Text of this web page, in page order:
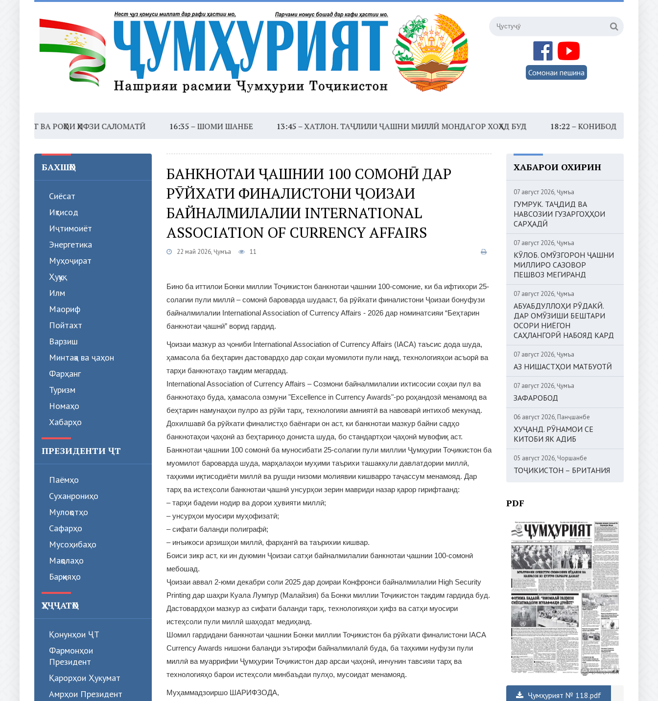
Сомонаи пешина
ВА РОҲҲОИ ҲИФЗИ САЛОМАТӢ16:35 – ШОМИ ШАНБЕ13:45 – ХАТЛОН. ТАҶЛИЛИ ҶАШНИ МИЛЛӢ МОНДАГОР ХОҲАД БУД18:22 – КОНИБОДОМ. КОРГОҲИ
БАХШҲО
Сиёсат
Иқтисод
Иҷтимоиёт
Энергетика
Муҳоҷират
Ҳуқуқ
Илм
Маориф
Пойтахт
Варзиш
Минтақа ва ҷаҳон
Фарҳанг
Туризм
Номаҳо
Хабарҳо
ПРЕЗИДЕНТИ ҶТ
Паёмҳо
Суханрониҳо
Мулоқотҳо
Сафарҳо
Мусоҳибаҳо
Мақолаҳо
Барқияҳо
ҲУҶҶАТҲО
Қонунҳои ҶТ
Фармонҳои
Президент
Қарорҳои Ҳукумат
Амрҳои Президент
БАНКНОТАИ ҶАШНИИ 100 СОМОНӢ ДАР
РӮЙХАТИ ФИНАЛИСТОНИ ҶОИЗАИ
БАЙНАЛМИЛАЛИИ INTERNATIONAL
ASSOCIATION OF CURRENCY AFFAIRS
22 май 2026, Ҷумъа 11
Бино ба иттилои Бонки миллии Тоҷикистон банкнотаи ҷашнии 100-сомоние, ки ба ифтихори 25-
солагии пули миллӣ – сомонӣ бароварда шудааст, ба рӯйхати финалистони Ҷоизаи бонуфузи
байналмилалии International Association of Currency Affairs - 2026 дар номинатсияи “Беҳтарин
банкнотаи ҷашнӣ” ворид гардид.
Ҷоизаи мазкур аз ҷониби International Association of Currency Affairs (IACA) таъсис дода шуда,
ҳамасола ба беҳтарин дастовардҳо дар соҳаи муомилоти пули нақд, технологияҳои асъорӣ ва
тарҳи банкнотаҳо тақдим мегардад.
International Association of Currency Affairs – Созмони байналмилалии ихтисосии соҳаи пул ва
банкнотаҳо буда, ҳамасола озмуни "Excellence in Currency Awards"-ро роҳандозӣ менамояд ва
беҳтарин намунаҳои пулро аз рӯйи тарҳ, технологияи амниятӣ ва навоварӣ интихоб мекунад.
Дохилшавӣ ба рӯйхати финалистҳо баёнгари он аст, ки банкнотаи мазкур байни садҳо
банкнотаҳои ҷаҳонӣ аз беҳтаринҳо дониста шуда, бо стандартҳои ҷаҳонӣ мувофиқ аст.
Банкнотаи ҷашнии 100 сомонӣ ба муносибати 25-солагии пули миллии Ҷумҳурии Тоҷикистон ба
муомилот бароварда шуда, марҳалаҳои муҳими таърихи ташаккули давлатдории миллӣ,
таҳкими иқтисодиёти миллӣ ва рушди низоми молиявии кишварро таҷассум менамояд. Дар
тарҳ ва истеҳсоли банкнотаи ҷашнӣ унсурҳои зерин мавриди назар қарор гирифтаанд:
– тарҳи бадеии нодир ва дорои ҳувияти миллӣ;
– унсурҳои муосири муҳофизатӣ;
– сифати баланди полиграфӣ;
– инъикоси арзишҳои миллӣ, фарҳангӣ ва таърихии кишвар.
Боиси зикр аст, ки ин дуюмин Ҷоизаи сатҳи байналмилалии банкнотаи ҷашнии 100-сомонӣ
мебошад.
Ҷоизаи аввал 2-юми декабри соли 2025 дар доираи Конфронси байналмилалии High Security
Printing дар шаҳри Куала Лумпур (Малайзия) ба Бонки миллии Тоҷикистон тақдим гардида буд.
Дастовардҳои мазкур аз сифати баланди тарҳ, технологияҳои ҳифз ва сатҳи муосири
истеҳсоли пули миллӣ шаҳодат медиҳанд.
Шомил гардидани банкнотаи ҷашнии Бонки миллии Тоҷикистон ба рӯйхати финалистони IACA
Currency Awards нишони баланди эътирофи байналмилалӣ буда, ба таҳкими нуфузи пули
миллӣ ва муаррифии Ҷумҳурии Тоҷикистон дар арсаи ҷаҳонӣ, инчунин тавсияи тарҳ ва
технологияҳо барои истеҳсоли минбаъдаи пулҳо, мусоидат менамояд.
Муҳаммадзоиршо ШАРИФЗОДА,
ХАБАРҲОИ ОХИРИН
07 август 2026, Ҷумъа
ГУМРУК. ТАҶДИД ВА
НАВСОЗИИ ГУЗАРГОҲҲОИ
САРҲАДӢ
07 август 2026, Ҷумъа
КӮЛОБ. ОМӮЗГОРОН ҶАШНИ
МИЛЛИРО САЗОВОР
ПЕШВОЗ МЕГИРАНД
07 август 2026, Ҷумъа
АБУАБДУЛЛОҲИ РӮДАКӢ.
ДАР ОМӮЗИШИ БЕШТАРИ
ОСОРИ НИЁГОН
САҲЛАНГОРӢ НАБОЯД КАРД
07 август 2026, Ҷумъа
АЗ НИШАСТҲОИ МАТБУОТӢ
07 август 2026, Ҷумъа
ЗАФАРОБОД
06 август 2026, Панҷшанбе
ХУҶАНД. РӮНАМОИ СЕ
КИТОБИ ЯК АДИБ
05 август 2026, Чоршанбе
ТОҶИКИСТОН – БРИТАНИЯ
PDF
Ҷумҳурият № 118.pdf